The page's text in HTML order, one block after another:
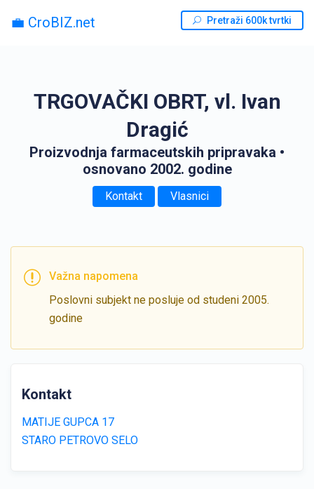
💼 CroBIZ.net Pretraži 600k tvrtki
TRGOVAČKI OBRT, vl. Ivan
Dragić
Proizvodnja farmaceutskih pripravaka •
osnovano 2002. godine
Kontakt Vlasnici
Važna napomena
Poslovni subjekt ne posluje od studeni 2005.
godine
Kontakt
MATIJE GUPCA 17
STARO PETROVO SELO